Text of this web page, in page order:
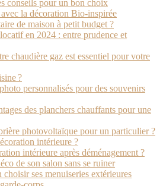
conseils pour un bon choix
la décoration Bio-inspirée
de maison à petit budget ?
en 2024 : entre prudence et
chaudière gaz est essentiel pour votre
?
personnalisés pour des souvenirs
des planchers chauffants pour une
photovoltaïque pour un particulier ?
intérieure ?
intérieure après déménagement ?
de son salon sans se ruiner
ses menuiseries extérieures